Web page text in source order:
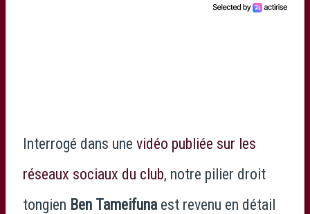
Interrogé dans une vidéo publiée sur les
réseaux sociaux du club, notre pilier droit
tongien Ben Tameifuna est revenu en détail